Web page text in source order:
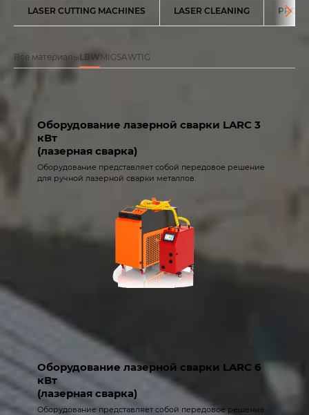
LASER CUTTING MACHINES LASER CLEANING
Все материалыLBW MIGSAWTIG
Оборудование лазерной сварки LARC 3
кВт
(лазерная сварка)
Оборудование представляет собой передовое решение
для ручной лазерной сварки металлов.
Оборудование лазерной сварки LARC 6
кВт
(лазерная сварка)
Оборудование представляет собой передовое решение